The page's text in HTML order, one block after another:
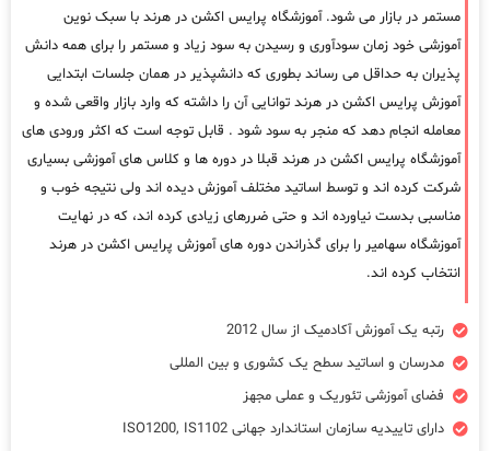
مستمر در بازار می شود. آموزشگاه پرایس اکشن در هرند با سبک نوین
آموزشی خود زمان سودآوری و رسیدن به سود زیاد و مستمر را برای همه دانش
پذیران به حداقل می رساند بطوری که دانشپذیر در همان جلسات ابتدایی
آموزش پرایس اکشن در هرند توانایی آن را داشته که وارد بازار واقعی شده و
معامله انجام دهد که منجر به سود شود . قابل توجه است که اکثر ورودی های
آموزشگاه پرایس اکشن در هرند قبلا در دوره ها و کلاس های آموزشی بسیاری
شرکت کرده اند و توسط اساتید مختلف آموزش دیده اند ولی نتیجه خوب و
مناسبی بدست نیاورده اند و حتی ضررهای زیادی کرده اند، که در نهایت
آموزشگاه سهامیر را برای گذراندن دوره های آموزش پرایس اکشن در هرند
انتخاب کرده اند.
رتبه یک آموزش آکادمیک از سال 2012
مدرسان و اساتید سطح یک کشوری و بین المللی
فضای آموزشی تئوریک و عملی مجهز
دارای تاییدیه سازمان استاندارد جهانی ISO1200, IS1102